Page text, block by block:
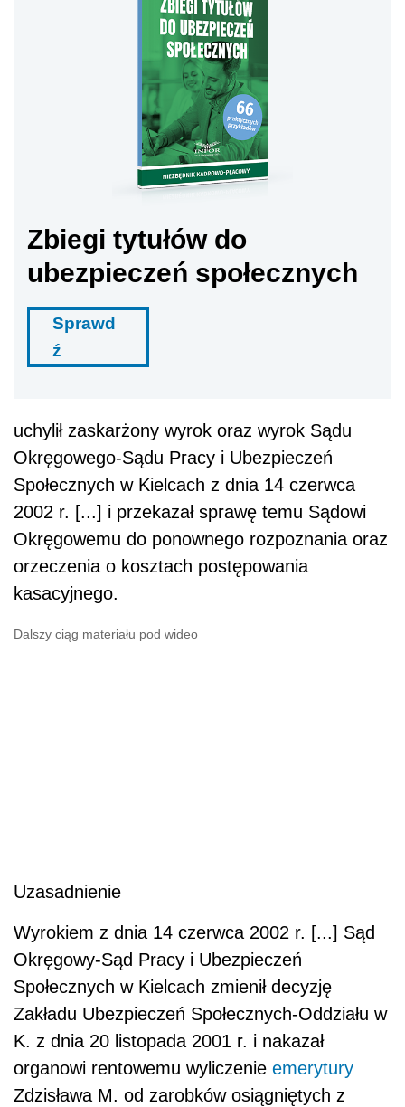
Zbiegi tytułów do
ubezpieczeń społecznych
Sprawd
ź
uchylił zaskarżony wyrok oraz wyrok Sądu
Okręgowego-Sądu Pracy i Ubezpieczeń
Społecznych w Kielcach z dnia 14 czerwca
2002 r. [...] i przekazał sprawę temu Sądowi
Okręgowemu do ponownego rozpoznania oraz
orzeczenia o kosztach postępowania
kasacyjnego.
Dalszy ciąg materiału pod wideo
Uzasadnienie
Wyrokiem z dnia 14 czerwca 2002 r. [...] Sąd
Okręgowy-Sąd Pracy i Ubezpieczeń
Społecznych w Kielcach zmienił decyzję
Zakładu Ubezpieczeń Społecznych-Oddziału w
K. z dnia 20 listopada 2001 r. i nakazał
organowi rentowemu wyliczenie emerytury
Zdzisława M. od zarobków osiągniętych z